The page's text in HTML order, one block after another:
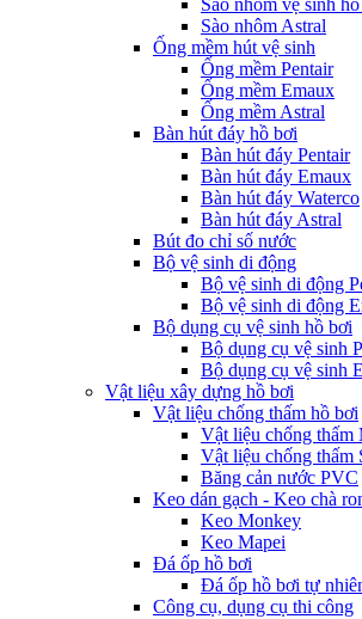
Sào nhôm vệ sinh
Sào nhôm Astral
Ống mềm hút vệ sinh
Ống mềm Pentair
Ống mềm Emaux
Ống mềm Astral
Bàn hút đáy hồ bơi
Bàn hút đáy Pentair
Bàn hút đáy Emaux
Bàn hút đáy Waterco
Bàn hút đáy Astral
Bút đo chỉ số nước
Bộ vệ sinh di động
Bộ vệ sinh di động
Bộ vệ sinh di động
Bộ dụng cụ vệ sinh hồ bơi
Bộ dụng cụ vệ sinh
Bộ dụng cụ vệ sinh
Vật liệu xây dựng hồ bơi
Vật liệu chống thấm hồ bơi
Vật liệu chống thấm
Vật liệu chống thấm
Băng cản nước PVC
Keo dán gạch - Keo chà
Keo Monkey
Keo Mapei
Đá ốp hồ bơi
Đá ốp hồ bơi tự
Công cụ, dụng cụ thi công